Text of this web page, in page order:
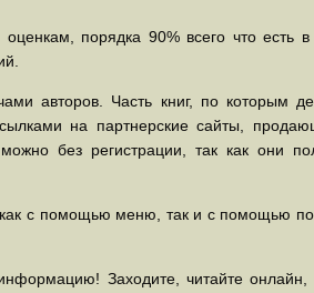
порядка 90% всего что есть в
авторов. Часть книг, по которым
на партнерские сайты,
без регистрации, так как они
как с помощью меню, так и с помощью
Заходите, читайте онлайн,